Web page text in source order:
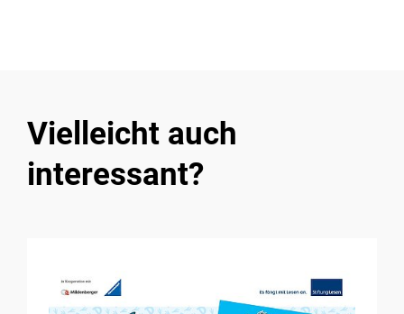
Vielleicht auch
interessant?